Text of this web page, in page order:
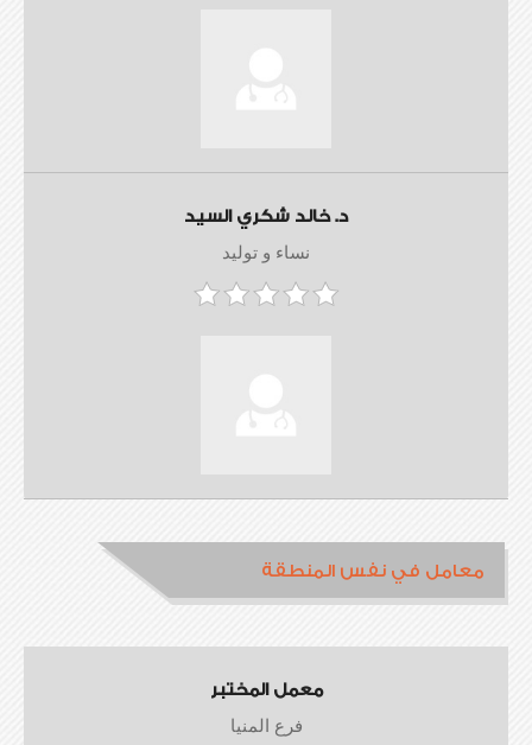
د. خالد شكري السيد
نساء و توليد
معامل في نفس المنطقة
معمل المختبر
فرع المنيا